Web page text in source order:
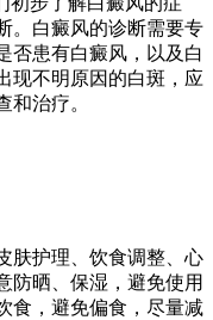
。白癜风的诊断需要专
否患有白癜风，以及白
现不明原因的白斑，应
和治疗。
肤护理、饮食调整、心
防晒、保湿，避免使用
食，避免偏食，尽量减